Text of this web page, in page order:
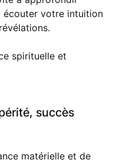
écouter votre intuition
spirituelle et
succès
matérielle et de